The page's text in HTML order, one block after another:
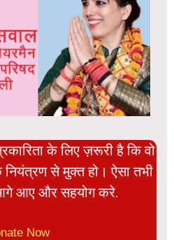
के लिए ज़रूरी है कि वो
से मुक्त हो। ऐसा तभी
आए और सहयोग करे.
Now